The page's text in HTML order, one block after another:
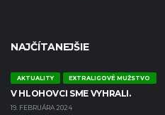
NAJČÍTANEJŠIE
AKTUALITY EXTRALIGOVÉ MUŽSTVO
V HLOHOVCI SME VYHRALI.
19. FEBRUÁRA 2024